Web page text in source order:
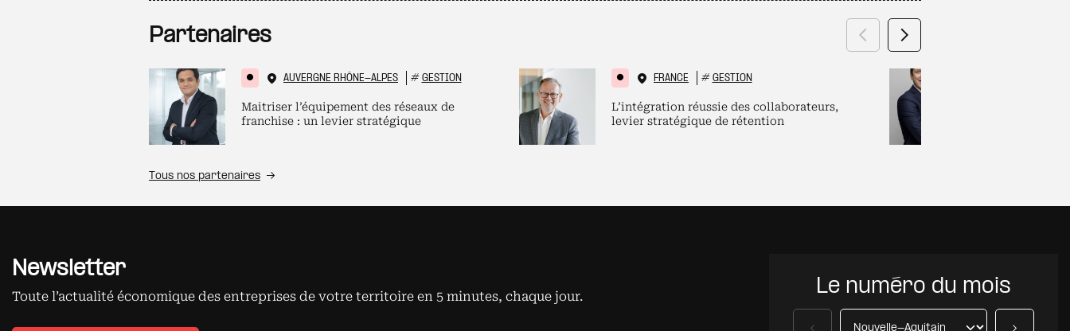
Partenaires
AUVERGNE RHÔNE-ALPES # GESTION
Maitriser l’équipement des réseaux de
franchise : un levier stratégique
FRANCE # GESTION
L’intégration réussie des collaborateurs,
levier stratégique de rétention
Précédent
Suivant
Tous nos partenaires
Newsletter
Toute l’actualité économique des entreprises de votre territoire en 5 minutes, chaque jour. Le numéro du mois